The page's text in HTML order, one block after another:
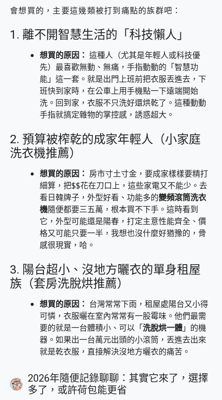
會想買的，主要這幾類被打到痛點的族群吧：
1. 離不開智慧生活的「科技懶人」
想買的原因： 這種人（尤其是年輕人或科技優
先）最喜歡無動、無痛，手指動動的「智慧功
能」這一套。就是出門上班前把衣服丟進去，下
班快到家時，在公車上用手機點一下遠端開始
洗。回到家，衣服不只洗好還烘乾了。這種動動
手指就搞定雜物的掌控感，誘惑超大。
2. 預算被榨乾的成家年輕人（小家庭
洗衣機推薦）
想買的原因： 房市寸土寸金，要成家樣樣要精打
細算，把$$花在刀口上，這些家電又不能少。去
看日韓牌子，外型好看、功能多的變頻滾筒洗衣
機隨便都要三五萬，根本買不下手。這時看到
它，外型可能還是陽春，打定主意性能齊全、價
格又可能只要一半，我想也沒什麼好猶豫的，骨
感很現實，哈。
3. 陽台超小、沒地方曬衣的單身租屋
族（套房洗脫烘推薦）
想買的原因： 台灣常常下雨，租屋處陽台又小得
可憐，衣服曬在室內常常有一股霉味。他們最需
要的就是一台體積小、可以「洗脫烘一體」的機
器。如果出一台萬元出頭的小滾筒，丟進去出來
就是乾衣服，直接解決沒地方曬衣的痛苦。
2026年隨便記錄聊聊：其實它來了，選擇
多了，或許荷包能更省